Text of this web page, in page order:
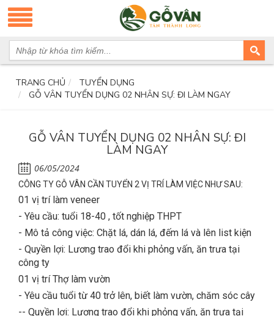
TRANG CHỦ
TUYỂN DỤNG
GỖ VÂN TUYỂN DỤNG 02 NHÂN SỰ: ĐI LÀM NGAY
GỖ VÂN TUYỂN DỤNG 02 NHÂN SỰ: ĐI
LÀM NGAY
06/05/2024
CÔNG TY GỖ VÂN CẦN TUYỂN 2 VỊ TRÍ LÀM VIỆC NHƯ SAU:
01 vị trí làm veneer
- Yêu cầu: tuổi 18-40 , tốt nghiệp THPT
- Mô tả công việc: Chặt lá, dán lá, đếm lá và lên list kiện
- Quyền lợi: Lương trao đổi khi phỏng vấn, ăn trưa tại
công ty
01 vị trí Thợ làm vườn
- Yêu cầu tuổi từ 40 trở lên, biết làm vườn, chăm sóc cây
-- Quyền lợi: Lương trao đổi khi phỏng vấn, ăn trưa tại